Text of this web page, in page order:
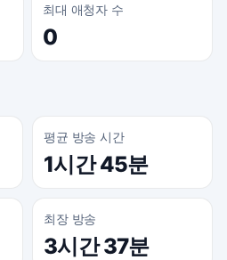
최대 애청자 수
0
평균 방송 시간
1시간 45분
최장 방송
3시간 37분